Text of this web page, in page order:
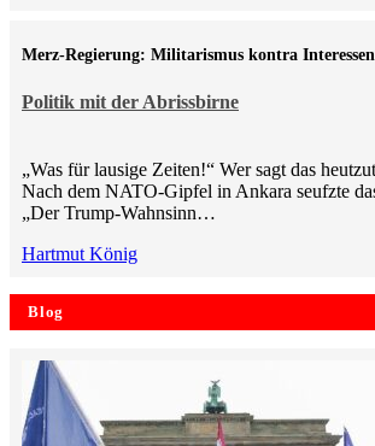
Politik mit der Abrissbirne
Merz-Regierung: Militarismus kontra Inte­ressen
„Was für lausige Zeiten!“ Wer sagt das
Nach dem NATO-Gipfel in Ankara seufzte
„Der Trump-Wahnsinn…
Hartmut König
Blog